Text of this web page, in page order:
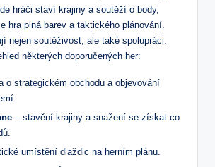
hráči staví krajiny a soutěží o body,
hra plná barev a taktického plánování.
nejen soutěživost, ale také spolupráci.
některých doporučených her:
o strategickém obchodu a objevování
– stavění krajiny a snažení se získat co
umístění dlaždic na herním plánu.